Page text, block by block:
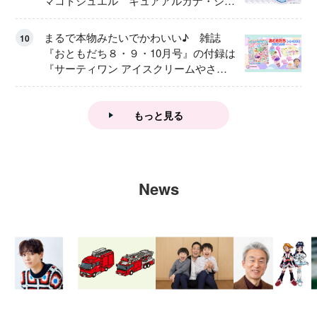
ドウ アイスver.」 キュアエクレールを
大特集！
10
まるで本物みたいでかわいい♪ 雑誌
『おともだち８・９・10月号』の付録は
『サーティワン アイスクリームやさ
ん』
もっと見る
News